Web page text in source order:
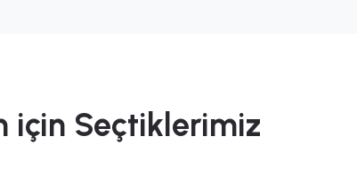
için Seçtiklerimiz